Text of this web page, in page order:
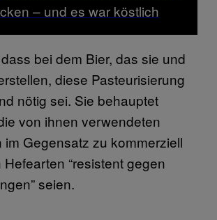
– und es war köstlich
bei dem Bier, das sie und
diese Pasteurisierung
nötig sei. Sie behauptet
von ihnen verwendeten
im Gegensatz zu kommerziell
“resistent gegen
seien.